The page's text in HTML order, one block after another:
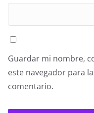
Guardar mi nombre,
este navegador para
comentario.